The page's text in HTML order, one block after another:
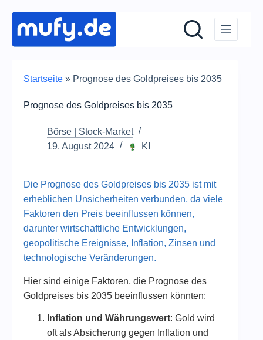
Inhalt
springen
Startseite » Prognose des Goldpreises bis 2035
Prognose des Goldpreises bis 2035
Börse | Stock-Market
19. August 2024
KI
Die Prognose des Goldpreises bis 2035 ist mit
erheblichen Unsicherheiten verbunden, da viele
Faktoren den Preis beeinflussen können,
darunter wirtschaftliche Entwicklungen,
geopolitische Ereignisse, Inflation, Zinsen und
technologische Veränderungen.
Hier sind einige Faktoren, die Prognose des
Goldpreises bis 2035 beeinflussen könnten:
Inflation und Währungswert: Gold wird
oft als Absicherung gegen Inflation und